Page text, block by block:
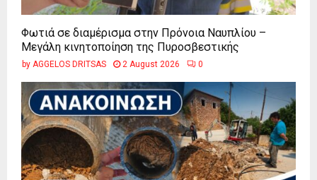
Φωτιά σε διαμέρισμα στην Πρόνοια Ναυπλίου –
Μεγάλη κινητοποίηση της Πυροσβεστικής
by AGGELOS DRITSAS 2 August 2026 0